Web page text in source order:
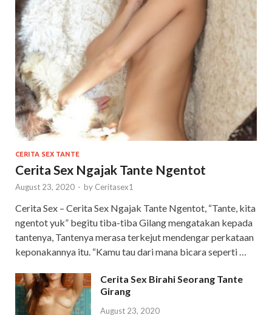
CERITA SEX TANTE
Cerita Sex Ngajak Tante Ngentot
August 23, 2020 - by Ceritasex1
Cerita Sex – Cerita Sex Ngajak Tante Ngentot, “Tante, kita
ngentot yuk” begitu tiba-tiba Gilang mengatakan kepada
tantenya, Tantenya merasa terkejut mendengar perkataan
keponakannya itu. “Kamu tau dari mana bicara seperti …
Cerita Sex Birahi Seorang Tante
Girang
August 23, 2020